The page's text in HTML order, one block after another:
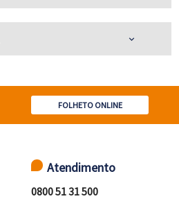
expand_more
FOLHETO ONLINE
Atendimento
0800 51 31 500